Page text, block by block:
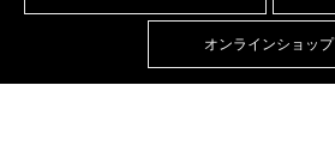
オンラインショップ